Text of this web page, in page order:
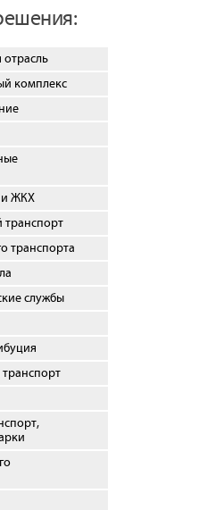
комплекс
ЖКХ
транспорта
службы